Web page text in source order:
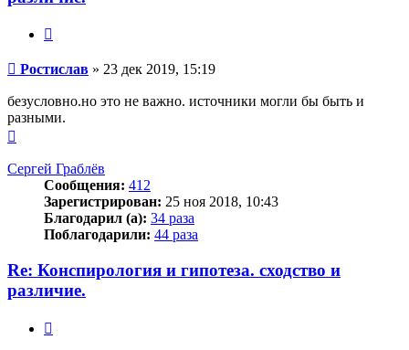
Сообщение
Ростислав » 23 дек 2019, 15:19
безусловно.но это не важно. источники могли бы быть и
разными.
началу
Сергей Граблёв
Сообщения: 412
Зарегистрирован: 25 ноя 2018, 10:43
Благодарил (а): 34 раза
Поблагодарили: 44 раза
Re: Конспирология и гипотеза. сходство и
различие.